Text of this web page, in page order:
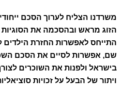
משרדנו הצליח לערוך הסכם
הזוג מראש ובהסכמה את
התייחס לאפשרות החזרת הילדים
שם, אפשרות לסיים את הסכם
בישראל ולפנות את השוכרים
ויתור של הבעל על זכויות